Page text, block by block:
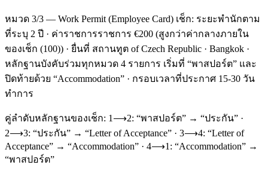
หมวด 3/3 — Work Permit (Employee Card) เช็ก: ระยะพำนักตาม
ที่ระบุ 2 ปี · ค่าราชการราชการ €200 (สูงกว่าค่ากลางภายใน
ของเช็ก (100)) · ยื่นที่ สถานทูต of Czech Republic · Bangkok ·
หลักฐานบังคับร่วมทุกหมวด 4 รายการ เริ่มที่ “พาสปอร์ต” และ
ปิดท้ายด้วย “Accommodation” · กรอบเวลาที่ประกาศ 15-30 วัน
ทำการ
คู่ลำดับหลักฐานของเช็ก: 1⟶2: “พาสปอร์ต” → “ประกัน” ·
2⟶3: “ประกัน” → “Letter of Acceptance” · 3⟶4: “Letter of
Acceptance” → “Accommodation” · 4⟶1: “Accommodation” →
“พาสปอร์ต”